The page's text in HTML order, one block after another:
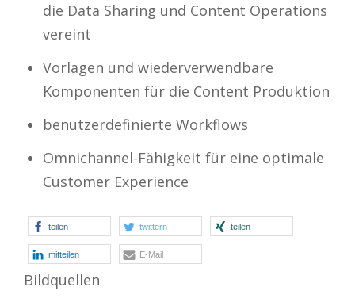
die Data Sharing und Content Operations
vereint
Vorlagen und wiederverwendbare
Komponenten für die Content Produktion
benutzerdefinierte Workflows
Omnichannel-Fähigkeit für eine optimale
Customer Experience
teilen twittern teilen
mitteilen E-Mail
Bildquellen